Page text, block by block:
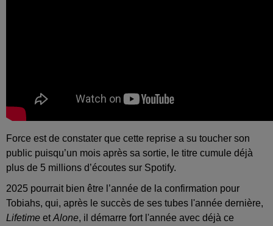
Force est de constater que cette reprise a su toucher son
public puisqu’un mois après sa sortie, le titre cumule déjà
plus de 5 millions d’écoutes sur Spotify.
2025 pourrait bien être l’année de la confirmation pour
Tobiahs, qui, après le succès de ses tubes l'année dernière,
Lifetime etAlone, il démarre fort l'année avec déjà ce